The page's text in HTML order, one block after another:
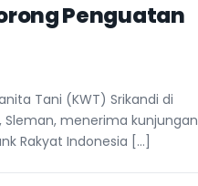
Penguatan
Tani (KWT) Srikandi di
Sleman, menerima kunjungan
Rakyat Indonesia […]